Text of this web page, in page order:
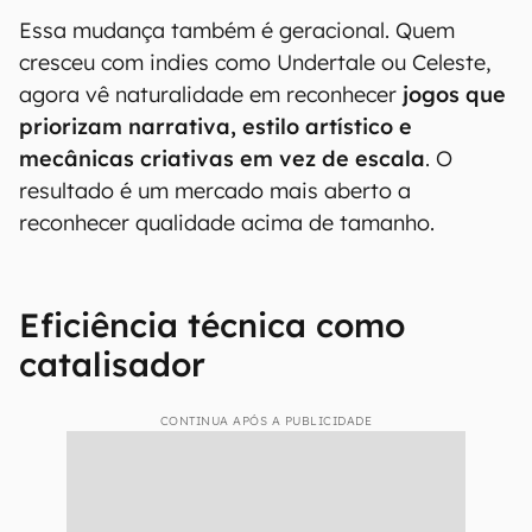
Essa mudança também é geracional. Quem
cresceu com indies como Undertale ou Celeste,
agora vê naturalidade em reconhecer jogos que
priorizam narrativa, estilo artístico e
mecânicas criativas em vez de escala. O
resultado é um mercado mais aberto a
reconhecer qualidade acima de tamanho.
Eficiência técnica como
catalisador
CONTINUA APÓS A PUBLICIDADE